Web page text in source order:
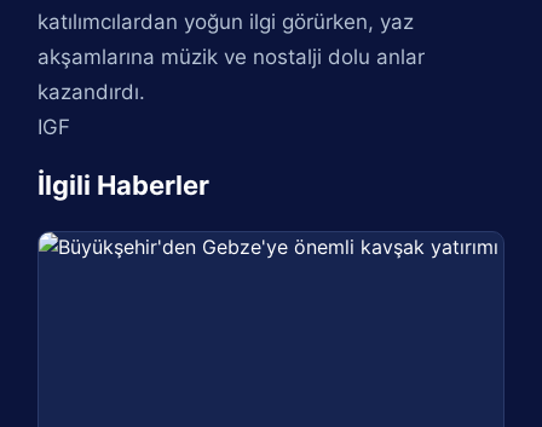
katılımcılardan yoğun ilgi görürken, yaz
akşamlarına müzik ve nostalji dolu anlar
kazandırdı.
IGF
İlgili Haberler